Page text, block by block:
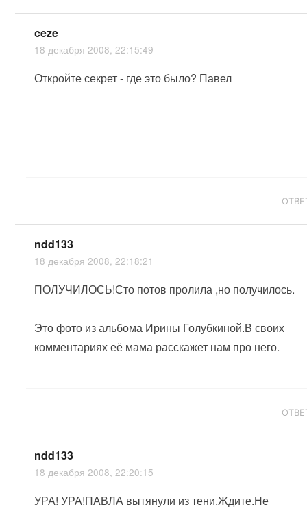
ceze
18 декабря 2008, 22:15:49
Откройте секрет - где это было? Павел
ndd133
18 декабря 2008, 22:18:21
ПОЛУЧИЛОСЬ!Сто потов пролила ,но получилось.
Это фото из альбома Ирины Голубкиной.В своих
комментариях её мама расскажет нам про него.
ndd133
18 декабря 2008, 22:20:15
УРА! УРА!ПАВЛА вытянули из тени.Ждите.Не